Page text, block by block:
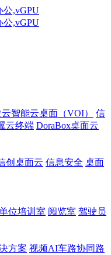
智能云桌面（VOI）
信
云终端 DoraBox桌面云
创桌面云 信息安全 桌面
位培训室 阅览室 驾驶员
方案 视频AI车路协同路